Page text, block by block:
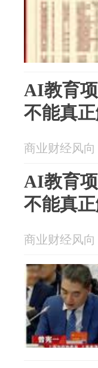
AI教育
不能真
商业财经风
AI教育
不能真
商业财经风